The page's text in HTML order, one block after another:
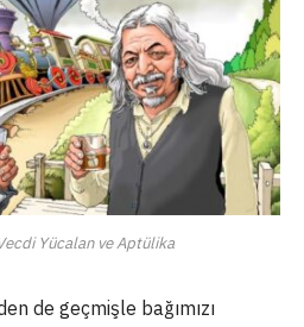
Yücalan ve Aptülika
de geçmişle bağımızı